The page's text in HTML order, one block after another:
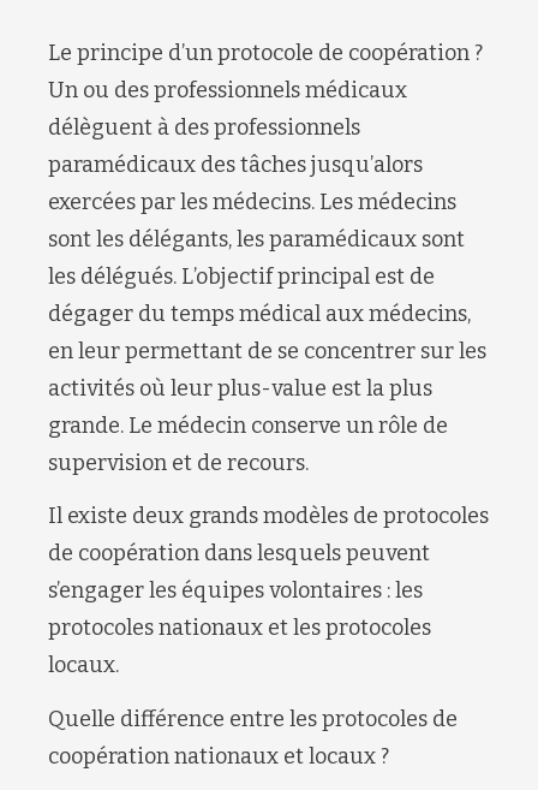
Le principe d’un protocole de coopération ?
Un ou des professionnels médicaux
délèguent à des professionnels
paramédicaux des tâches jusqu’alors
exercées par les médecins. Les médecins
sont les délégants, les paramédicaux sont
les délégués. L’objectif principal est de
dégager du temps médical aux médecins,
en leur permettant de se concentrer sur les
activités où leur plus-value est la plus
grande. Le médecin conserve un rôle de
supervision et de recours.
Il existe deux grands modèles de protocoles
de coopération dans lesquels peuvent
s’engager les équipes volontaires : les
protocoles nationaux et les protocoles
locaux.
Quelle différence entre les protocoles de
coopération nationaux et locaux ?